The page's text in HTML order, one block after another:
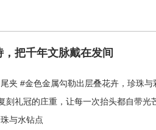
把千年文脉戴在发间
夹 #金色金属勾勒出层叠花卉，珍珠
刻礼冠的庄重，让每一次抬头都自带
与水钻点